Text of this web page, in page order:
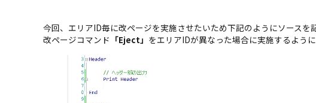
今回、エリアID毎に改ページを実施させたいため下記のようにソースを
改ページコマンド 「Eject」 をエリアIDが異なった場合に実施するように